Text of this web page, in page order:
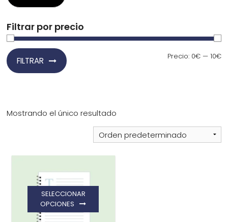
Contacto
¡Imprimir!
Filtrar por precio
Precio
mínimo
Precio
máximo
FILTRAR Precio: 0€— 10€
Mostrando el único resultado
SELECCIONAR
OPCIONES